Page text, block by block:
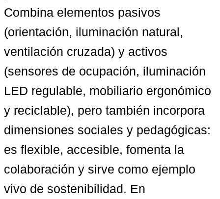
Combina elementos pasivos
(orientación, iluminación natural,
ventilación cruzada) y activos
(sensores de ocupación, iluminación
LED regulable, mobiliario ergonómico
y reciclable), pero también incorpora
dimensiones sociales y pedagógicas:
es flexible, accesible, fomenta la
colaboración y sirve como ejemplo
vivo de sostenibilidad. En